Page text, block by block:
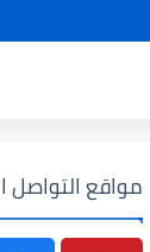
مواقع التواصل